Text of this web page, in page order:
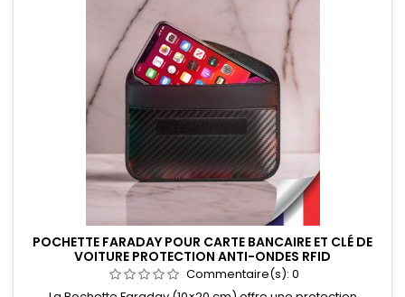
POCHETTE FARADAY POUR CARTE BANCAIRE ET CLÉ DE
VOITURE PROTECTION ANTI-ONDES RFID
Commentaire(s): 0